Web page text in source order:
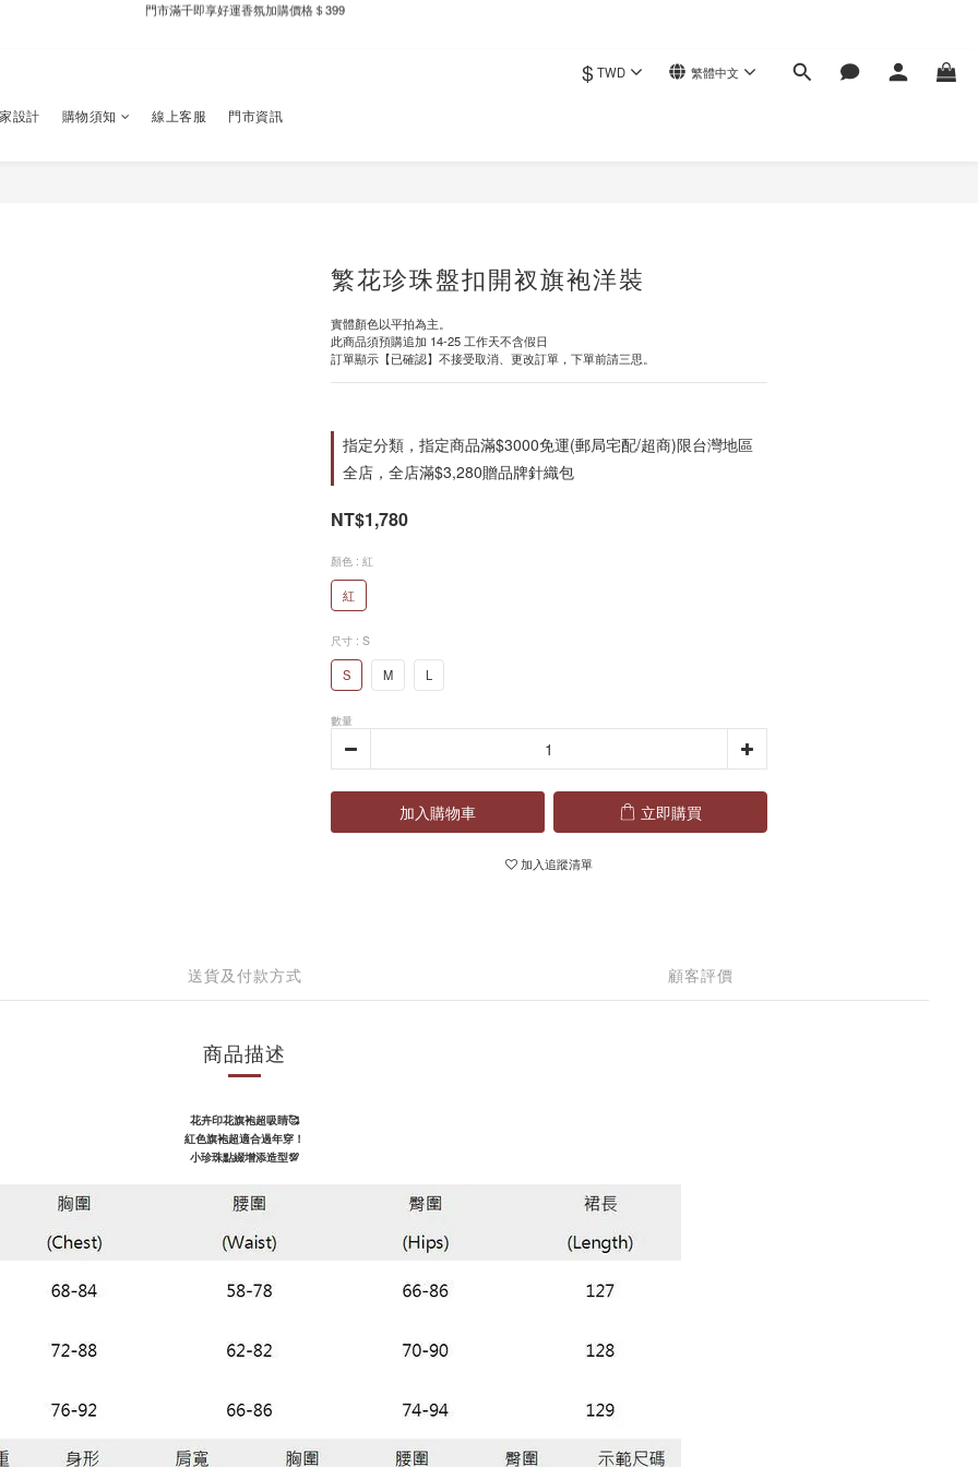
$ TWD 繁體中文
設計 購物須知 線上客服 門市資訊
繁花珍珠盤扣開衩旗袍洋裝
實體顏色以平拍為主。
此商品須預購追加 14-25 工作天不含假日
訂單顯示【已確認】不接受取消、更改訂單，下單前請三思。
指定分類，指定商品滿$3000免運(郵局宅配/超商)限台灣地區
全店，全店滿$3,280贈品牌針織包
NT$1,780
顏色 : 紅
紅
尺寸 : S
S M L
數量
加入購物車 立即購買
加入追蹤清單
送貨及付款方式 顧客評價
商品描述
花卉印花旗袍超吸睛🥰
紅色旗袍超適合過年穿！
小珍珠點綴增添造型💯